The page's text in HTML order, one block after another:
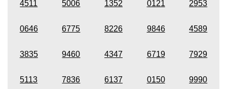
4511 5006 1352 0121 2953
0646 6775 8226 9846 4589
3835 9460 4347 6719 7929
5113 7836 6137 0150 9990